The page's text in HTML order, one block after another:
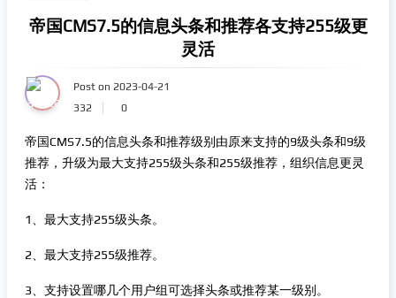
帝国CMS7.5的信息头条和推荐各支持255级更
灵活
Post on 2023-04-21
332
0
帝国CMS7.5的信息头条和推荐级别由原来支持的9级头条和9级
推荐，升级为最大支持255级头条和255级推荐，组织信息更灵
活：
1、最大支持255级头条。
2、最大支持255级推荐。
3、支持设置哪几个用户组可选择头条或推荐某一级别。